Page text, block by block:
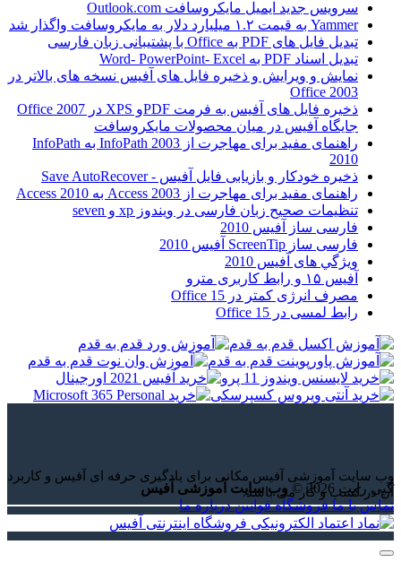
سرویس جدید ایمیل مایکروسافت Outlook.com
Yammer به قیمت ۱.۲ میلیارد دلار به مایکروسافت واگذار شد
تبدیل فایل های PDF به Office با پشتیبانی زبان فارسی
تبدیل اسناد PDF به Word- PowerPoint- Excel
نمایش و ویرایش و ذخیره فایل های آفیس نسخه های بالاتر در
Office 2003
ذخیره فایل های آفیس به فرمت PDFو XPS در Office 2007
جایگاه آفیس در میان محصولات مایکروسافت
راهنمای مفید برای مهاجرت از InfoPath 2003 به InfoPath
2010
ذخیره خودکار و بازیابی فایل آفیس - Save AutoRecover
راهنمای مفید برای مهاجرت از Access 2003 به Access 2010
تنظیمات صحیح زبان فارسی در ویندوز xp و seven
فارسی ساز آفیس 2010
فارسی ساز ScreenTip آفیس 2010
ويژگي های آفيس 2010
آفیس ۱۵ و رابط کاربری مترو
مصرف انرژی کمتر در Office 15
رابط لمسی در Office 15
وب سایت آموزشی آفیس مکانی برای یادگیری حرفه ای آفیس و کاربرد
آن در کسب و کار می باشد.
کپی رایت 2026 ©
وب سایت آموزشی آفیس
تماس با ما فروشگاه قوانین درباره ما